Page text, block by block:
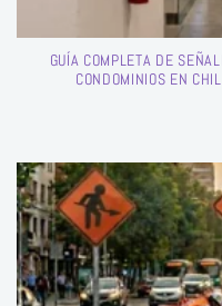
GUÍA COMPLETA DE
CONDOMINIOS EN